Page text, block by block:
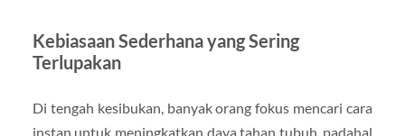
Kebiasaan Sederhana yang Sering
Terlupakan
Di tengah kesibukan, banyak orang fokus mencari cara
instan untuk meningkatkan daya tahan tubuh, padahal